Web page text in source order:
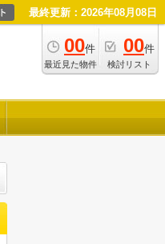
最終更新：2026年08月08日
00件
最近見た物件
00件
検討リスト